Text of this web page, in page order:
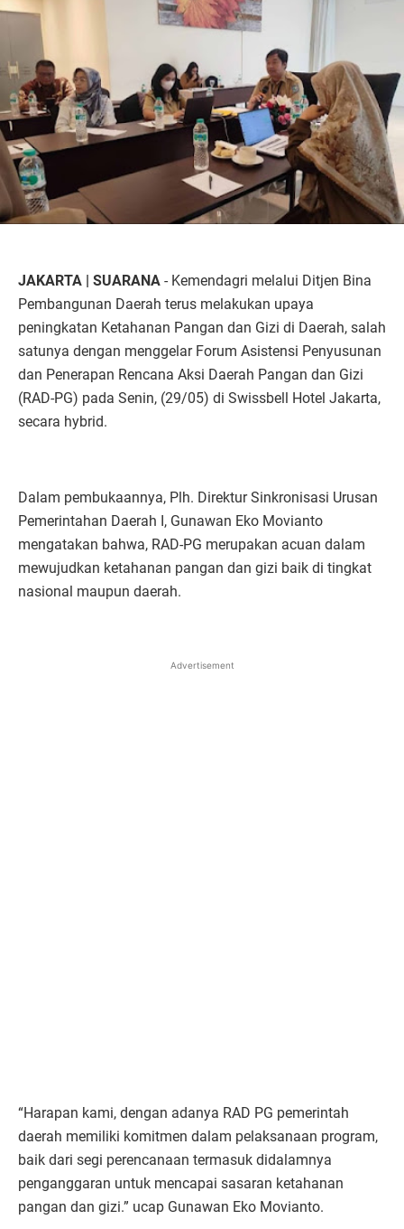
JAKARTA | SUARANA - Kemendagri melalui Ditjen Bina
Pembangunan Daerah terus melakukan upaya
peningkatan Ketahanan Pangan dan Gizi di Daerah, salah
satunya dengan menggelar Forum Asistensi Penyusunan
dan Penerapan Rencana Aksi Daerah Pangan dan Gizi
(RAD-PG) pada Senin, (29/05) di Swissbell Hotel Jakarta,
secara hybrid.
Dalam pembukaannya, Plh. Direktur Sinkronisasi Urusan
Pemerintahan Daerah I, Gunawan Eko Movianto
mengatakan bahwa, RAD-PG merupakan acuan dalam
mewujudkan ketahanan pangan dan gizi baik di tingkat
nasional maupun daerah.
Advertisement
“Harapan kami, dengan adanya RAD PG pemerintah
daerah memiliki komitmen dalam pelaksanaan program,
baik dari segi perencanaan termasuk didalamnya
penganggaran untuk mencapai sasaran ketahanan
pangan dan gizi.” ucap Gunawan Eko Movianto.